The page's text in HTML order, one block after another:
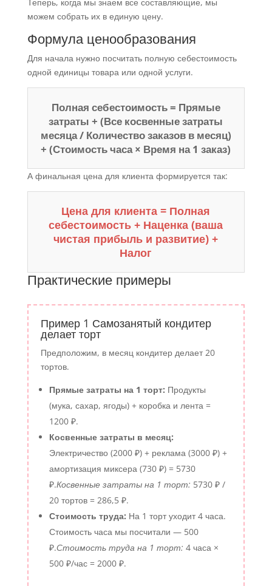
Теперь, когда мы знаем все составляющие, мы
можем собрать их в единую цену.
Формула ценообразования
Для начала нужно посчитать полную себестоимость
одной единицы товара или одной услуги.
Полная себестоимость = Прямые
затраты + (Все косвенные затраты
месяца / Количество заказов в месяц)
+ (Стоимость часа × Время на 1 заказ)
А финальная цена для клиента формируется так:
Цена для клиента = Полная
себестоимость + Наценка (ваша
чистая прибыль и развитие) +
Налог
Практические примеры
Пример 1 Самозанятый кондитер
делает торт
Предположим, в месяц кондитер делает 20
тортов.
Прямые затраты на 1 торт: Продукты
(мука, сахар, ягоды) + коробка и лента =
1200 ₽.
Косвенные затраты в месяц:
Электричество (2000 ₽) + реклама (3000 ₽) +
амортизация миксера (730 ₽) = 5730
₽.Косвенные затраты на 1 торт: 5730 ₽ /
20 тортов = 286,5 ₽.
Стоимость труда: На 1 торт уходит 4 часа.
Стоимость часа мы посчитали — 500
₽.Стоимость труда на 1 торт: 4 часа ×
500 ₽/час = 2000 ₽.